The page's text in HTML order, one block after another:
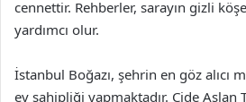
cennettir. Rehberler, sarayın gizli
yardımcı olur.
İstanbul Boğazı, şehrin en göz alıcı
ev sahipliği yapmaktadır. Cide Aslan